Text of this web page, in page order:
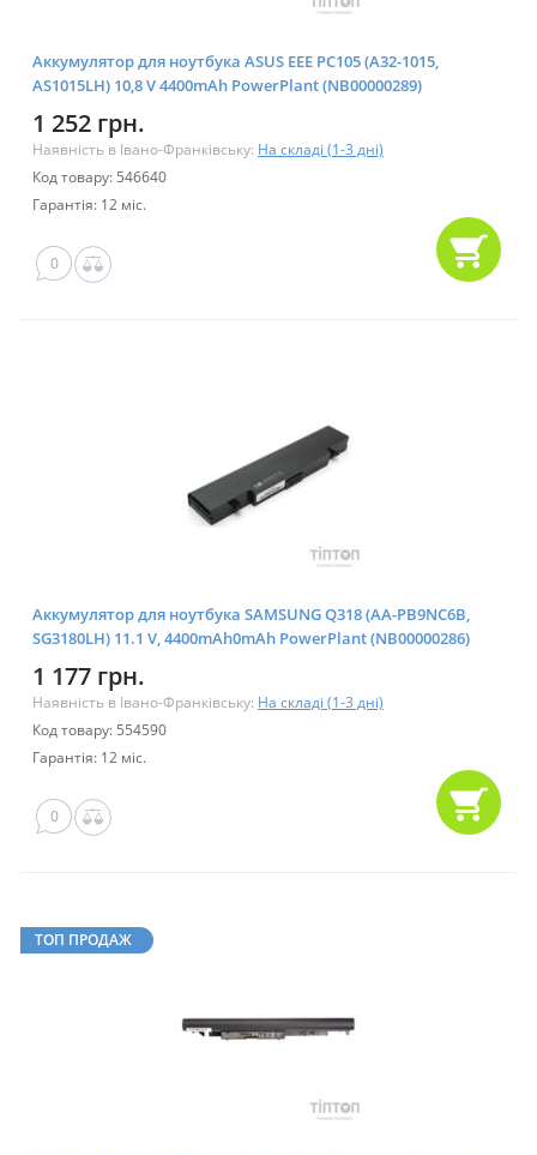
Аккумулятор для ноутбука ASUS EEE PC105 (A32-1015,
AS1015LH) 10,8 V 4400mAh PowerPlant (NB00000289)
1 252 грн.
Наявність в Івано-Франківську: На складі (1-3 дні)
Код товару: 546640
Гарантія: 12 міс.
0
Аккумулятор для ноутбука SAMSUNG Q318 (AA-PB9NC6B,
SG3180LH) 11.1 V, 4400mAh0mAh PowerPlant (NB00000286)
1 177 грн.
Наявність в Івано-Франківську: На складі (1-3 дні)
Код товару: 554590
Гарантія: 12 міс.
0
ТОП ПРОДАЖ